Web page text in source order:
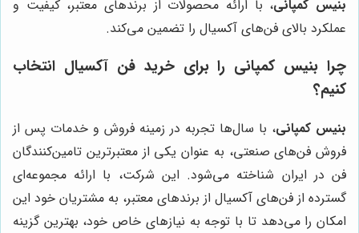
بنیس کمپانی، با ارائه محصولات از برندهای معتبر، کیفیت و
عملکرد بالای فن‌های آکسیال را تضمین می‌کند.
چرا بنیس کمپانی را برای خرید فن آکسیال انتخاب
کنیم؟
بنیس کمپانی، با سال‌ها تجربه در زمینه فروش و خدمات پس از
فروش فن‌های صنعتی، به عنوان یکی از معتبرترین تامین‌کنندگان
فن در ایران شناخته می‌شود. این شرکت، با ارائه مجموعه‌ای
گسترده از فن‌های آکسیال از برندهای معتبر، به مشتریان خود این
امکان را می‌دهد تا با توجه به نیازهای خاص خود، بهترین گزینه